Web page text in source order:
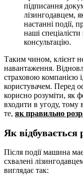
підписання
лізингодавцем,
настанні
наші
консультацію.
Таким чином, клієнт
навантаження.
страховою компанією
користувачем. Перед
корисно розуміти, як
входити в угоду, тому
те, як правильно
Як відбувається
Після події машина
схвалені
виглядає так: